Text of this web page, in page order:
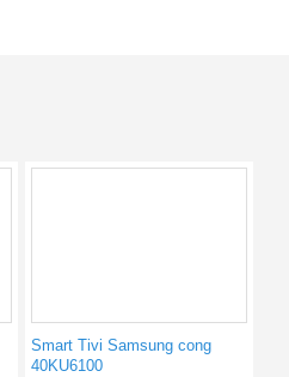
Smart Tivi Samsung cong
40KU6100